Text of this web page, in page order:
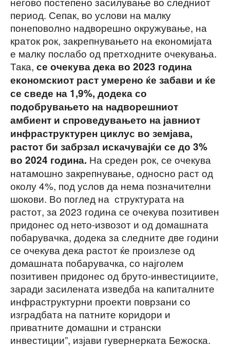
период. Сепак, во услови на малку
понеповолно надворешно окружување, на
краток рок, закрепнувањето на економијата
е малку послабо од претходните очекувања.
Така, се очекува дека во 2023 година
економскиот раст умерено ќе забави и ќе
се сведе на 1,9%, додека со
подобрувањето на надворешниот
амбиент и спроведувањето на јавниот
инфраструктурен циклус во земјава,
растот би забрзал искачувајќи се до 3%
во 2024 година. На среден рок, се очекува
натамошно закрепнување, односно раст од
околу 4%, под услов да нема позначителни
шокови. Во поглед на структурата на
растот, за 2023 година се очекува позитивен
придонес од нето-извозот и од домашната
побарувачка, додека за следните две години
се очекува дека растот ќе произлезе од
домашната побарувачка, со најголем
позитивен придонес од бруто-инвестициите,
заради засилената изведба на капиталните
инфраструктурни проекти поврзани со
изградбата на патните коридори и
приватните домашни и странски
инвестиции”, изјави гувернерката Бежоска.